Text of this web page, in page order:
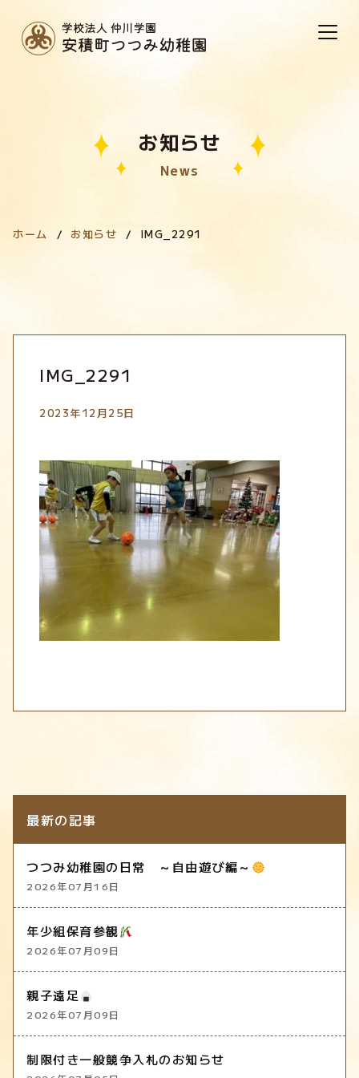
お知らせ
News
ホーム お知らせ IMG_2291
IMG_2291
2023年12月25日
最新の記事
つつみ幼稚園の日常 ～自由遊び編～
2026年07月16日
年少組保育参観
2026年07月09日
親子遠足
2026年07月09日
制限付き一般競争入札のお知らせ